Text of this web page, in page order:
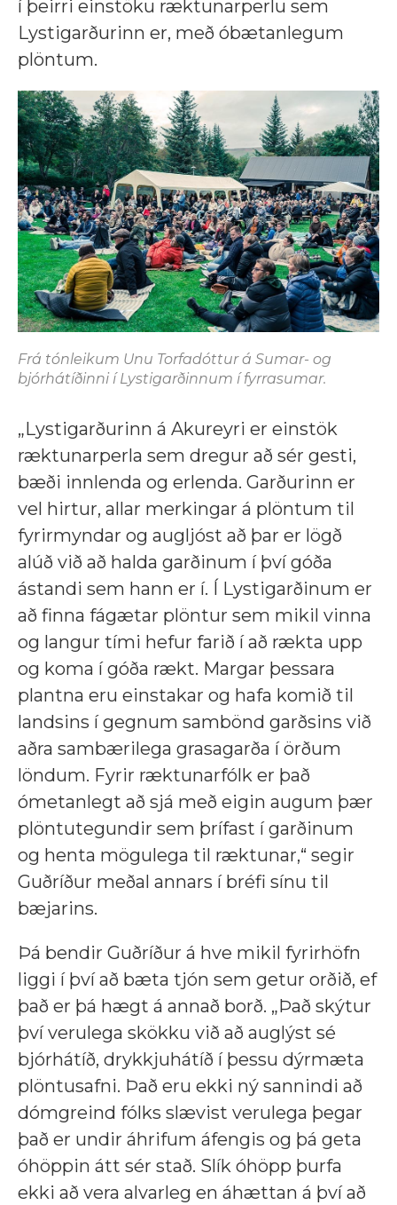
í þeirri einstöku ræktunarperlu sem
Lystigarðurinn er, með óbætanlegum
plöntum.
Frá tónleikum Unu Torfadóttur á Sumar- og
bjórhátíðinni í Lystigarðinnum í fyrrasumar.
„Lystigarðurinn á Akureyri er einstök
ræktunarperla sem dregur að sér gesti,
bæði innlenda og erlenda. Garðurinn er
vel hirtur, allar merkingar á plöntum til
fyrirmyndar og augljóst að þar er lögð
alúð við að halda garðinum í því góða
ástandi sem hann er í. Í Lystigarðinum er
að finna fágætar plöntur sem mikil vinna
og langur tími hefur farið í að rækta upp
og koma í góða rækt. Margar þessara
plantna eru einstakar og hafa komið til
landsins í gegnum sambönd garðsins við
aðra sambærilega grasagarða í örðum
löndum. Fyrir ræktunarfólk er það
ómetanlegt að sjá með eigin augum þær
plöntutegundir sem þrífast í garðinum
og henta mögulega til ræktunar,“ segir
Guðríður meðal annars í bréfi sínu til
bæjarins.
Þá bendir Guðríður á hve mikil fyrirhöfn
liggi í því að bæta tjón sem getur orðið, ef
það er þá hægt á annað borð. „Það skýtur
því verulega skökku við að auglýst sé
bjórhátíð, drykkjuhátíð í þessu dýrmæta
plöntusafni. Það eru ekki ný sannindi að
dómgreind fólks slævist verulega þegar
það er undir áhrifum áfengis og þá geta
óhöppin átt sér stað. Slík óhöpp þurfa
ekki að vera alvarleg en áhættan á því að